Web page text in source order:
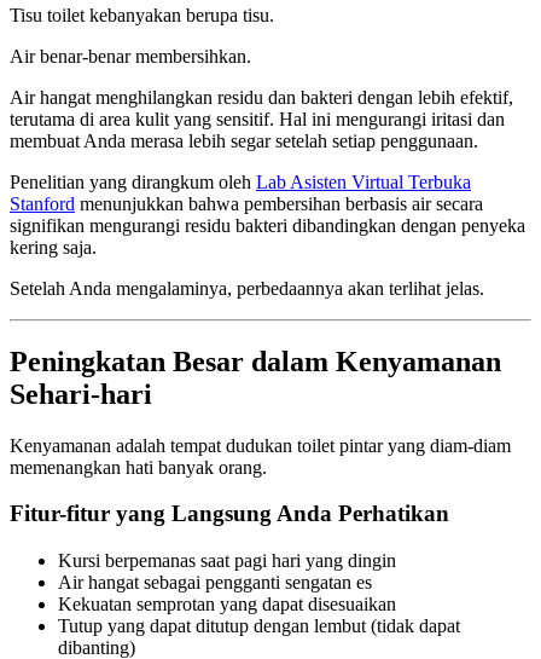
Tisu toilet kebanyakan berupa tisu.
Air benar-benar membersihkan.
Air hangat menghilangkan residu dan bakteri dengan lebih efektif,
terutama di area kulit yang sensitif. Hal ini mengurangi iritasi dan
membuat Anda merasa lebih segar setelah setiap penggunaan.
Penelitian yang dirangkum oleh Lab Asisten Virtual Terbuka
Stanford menunjukkan bahwa pembersihan berbasis air secara
signifikan mengurangi residu bakteri dibandingkan dengan penyeka
kering saja.
Setelah Anda mengalaminya, perbedaannya akan terlihat jelas.
Peningkatan Besar dalam Kenyamanan
Sehari-hari
Kenyamanan adalah tempat dudukan toilet pintar yang diam-diam
memenangkan hati banyak orang.
Fitur-fitur yang Langsung Anda Perhatikan
Kursi berpemanas saat pagi hari yang dingin
Air hangat sebagai pengganti sengatan es
Kekuatan semprotan yang dapat disesuaikan
Tutup yang dapat ditutup dengan lembut (tidak dapat
dibanting)